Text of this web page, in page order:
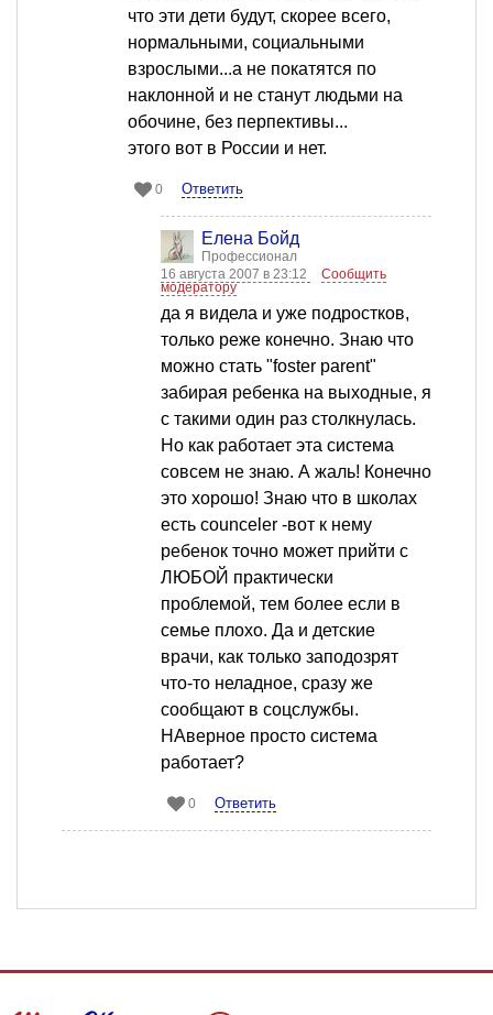
что эти дети будут, скорее всего,
нормальными, социальными
взрослыми...а не покатятся по
наклонной и не станут людьми на
обочине, без перпективы...
этого вот в России и нет.
0 Ответить
Елена Бойд
Профессионал
16 августа 2007 в 23:12
Сообщить
модератору
да я видела и уже подростков,
только реже конечно. Знаю что
можно стать "foster parent"
забирая ребенка на выходные, я
с такими один раз столкнулась.
Но как работает эта система
совсем не знаю. А жаль! Конечно
это хорошо! Знаю что в школах
есть counceler -вот к нему
ребенок точно может прийти с
ЛЮБОЙ практически
проблемой, тем более если в
семье плохо. Да и детские
врачи, как только заподозрят
что-то неладное, сразу же
сообщают в соцслужбы.
НАверное просто система
работает?
0 Ответить